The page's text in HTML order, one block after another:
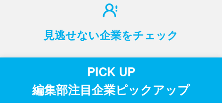
見逃せない企業をチェック
PICK UP
編集部注目企業ピックアップ